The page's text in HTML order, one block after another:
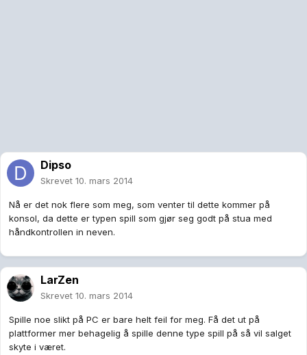
Dipso
Skrevet 10. mars 2014
Nå er det nok flere som meg, som venter til dette kommer på
konsol, da dette er typen spill som gjør seg godt på stua med
håndkontrollen in neven.
LarZen
Skrevet 10. mars 2014
Spille noe slikt på PC er bare helt feil for meg. Få det ut på
plattformer mer behagelig å spille denne type spill på så vil salget
skyte i været.